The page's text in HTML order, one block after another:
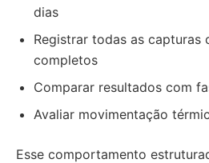
dias
Registrar todas as capturas
completos
Comparar resultados com
Avaliar movimentação
Esse comportamento